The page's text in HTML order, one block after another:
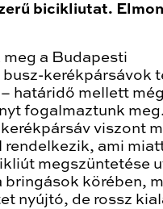
bicikliutat.
a Budapesti
kerékpársávok
határidő mellett
fogalmaztunk
viszont
rendelkezik, ami
megszüntetése
bringások körében,
nyújtó, de rossz